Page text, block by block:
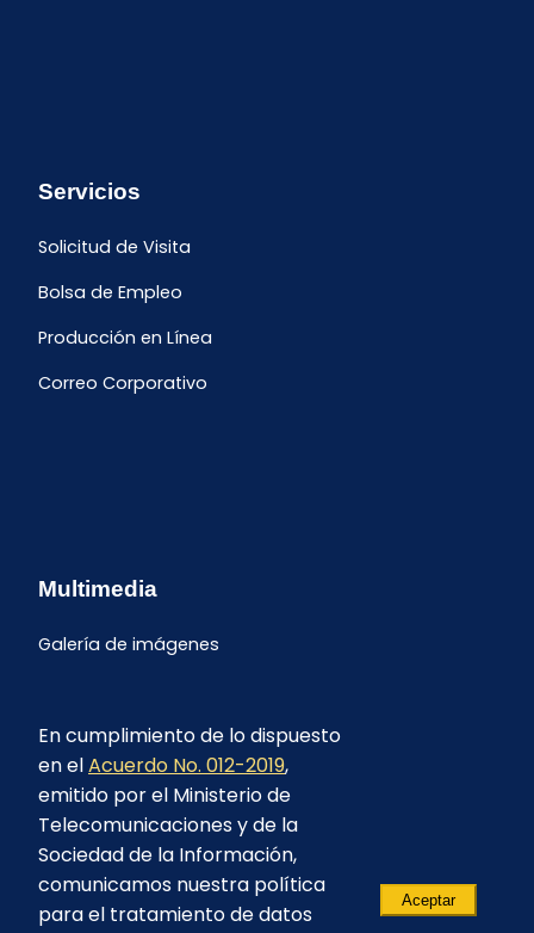
Servicios
Solicitud de Visita
Bolsa de Empleo
Producción en Línea
Correo Corporativo
Multimedia
Galería de imágenes
En cumplimiento de lo dispuesto
en elAcuerdo No. 012-2019,
emitido por el Ministerio de
Telecomunicaciones y de la
Sociedad de la Información,
comunicamos nuestra política
para el tratamiento de datos
Aceptar